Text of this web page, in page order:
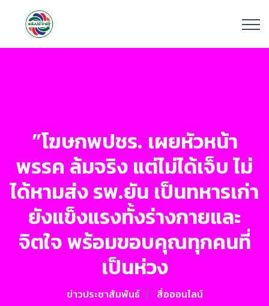
”โฆษกพปชร.​ เผยหัวหน้า
พรรค ล้มจริง แต่ไม่ได้เจ็บ ไม่
ได้หามส่ง รพ.ยัน เป็นทหารเก่า
ยังแข็งแรงทั้งร่างกายและ
จิตใจ พร้อมขอบคุณทุกคนที่
เป็นห่วง
ข่าวประชาสัมพันธ์ สื่อออนไลน์